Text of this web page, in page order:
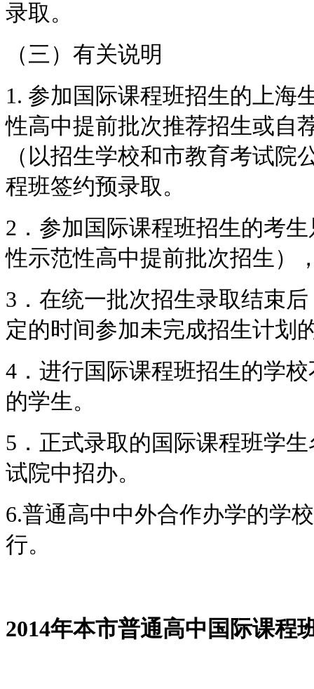
录取。
（三）有关说明
1. 参加国际课程班招生的上海
性高中提前批次推荐招生或自
（以招生学校和市教育考试
程班签约预录取。
2．参加国际课程班招生的考
性示范性高中提前批次招生）
3．在统一批次招生录取结束
定的时间参加未完成招生计划
4．进行国际课程班招生的学
的学生。
5．正式录取的国际课程班学
试院中招办。
6.普通高中中外合作办学的学
行。
2014年本市普通高中国际课程